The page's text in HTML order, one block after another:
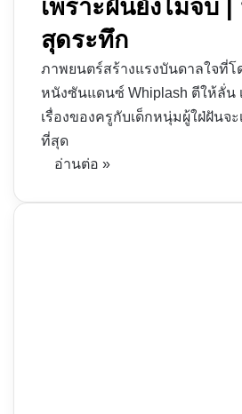
เพราะฝันยังไม่จบ
สุดระทึก
ภาพยนตร์สร้างแรงบันดาลใจที่โ
หนังซันแดนซ์ Whiplash ตีให้ลั่น
เรื่องของครูกับเด็กหนุ่มผู้ใฝ่ฝันจ
ที่สุด
อ่านต่อ »